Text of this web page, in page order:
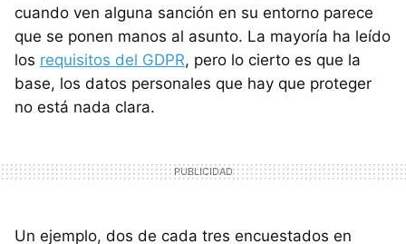
cuando ven alguna sanción en su entorno parece
que se ponen manos al asunto. La mayoría ha leído
los requisitos del GDPR, pero lo cierto es que la
base, los datos personales que hay que proteger
no está nada clara.
Un ejemplo, dos de cada tres encuestados en